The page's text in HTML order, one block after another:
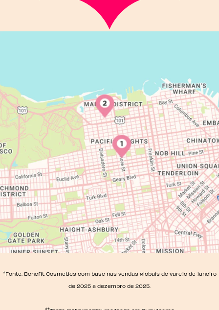
*Fonte: Benefit Cosmetics com base nas vendas globais de varejo de janeiro
de 2025 a dezembro de 2025.
**